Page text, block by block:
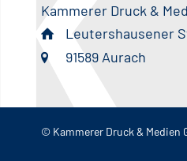
Kammerer Druck &
Leutershausener
91589 Aurach
© Kammerer Druck & Medien